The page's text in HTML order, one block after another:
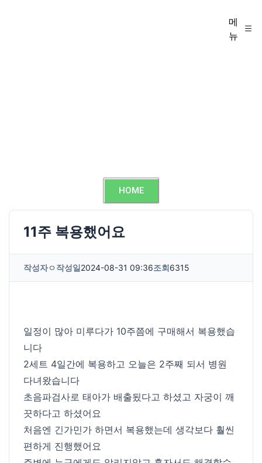
메
뉴
HOME
11주 복용했어요
작성자ㅇ 작성일2024-08-31 09:36조회6315
일정이 많아 미루다가 10주쯤에 구매해서 복용했습
니다
2세트 4일간에 복용하고 오늘은 2주째 되서 병원
다녀왔습니다
초음파검사로 태아가 배출됬다고 하셨고 자궁이 깨
끗하다고 하셨어요
처음엔 긴가민가 하면서 복용했는데 생각보다 훨씬
편하게 진행했어요